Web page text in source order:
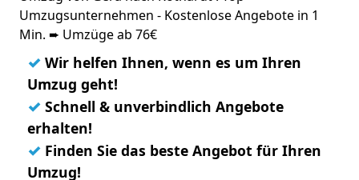
Umzugsunternehmen - Kostenlose Angebote in 1
Min. ➨ Umzüge ab 76€
✓ Wir helfen Ihnen, wenn es um Ihren
Umzug geht!
✓ Schnell & unverbindlich Angebote
erhalten!
✓ Finden Sie das beste Angebot für Ihren
Umzug!